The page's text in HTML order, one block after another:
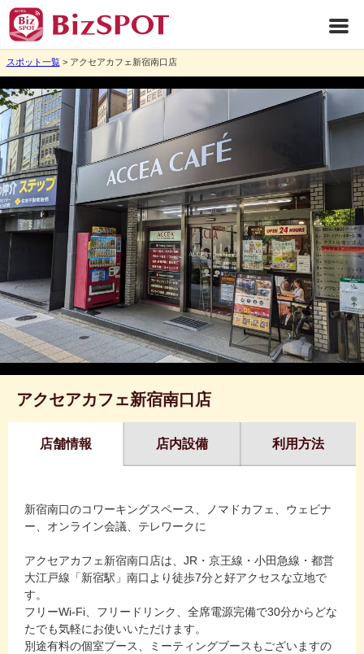
スポット一覧> アクセアカフェ新宿南口店
アクセアカフェ新宿南口店
店舗情報 店内設備 利用方法
新宿南口のコワーキングスペース、ノマドカフェ、ウェビナ
ー、オンライン会議、テレワークに
アクセアカフェ新宿南口店は、JR・京王線・小田急線・都営
大江戸線「新宿駅」南口より徒歩7分と好アクセスな立地で
す。
フリーWi-Fi、フリードリンク、全席電源完備で30分からどな
たでも気軽にお使いいただけます。
別途有料の個室ブース、ミーティングブースもございますの